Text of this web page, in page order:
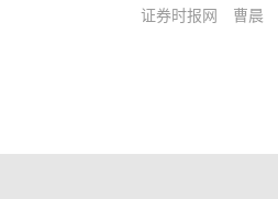
证券时报网 曹晨